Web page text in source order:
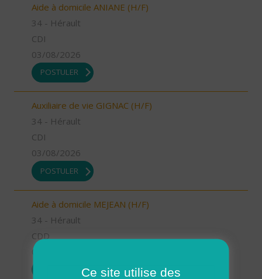
Aide à domicile ANIANE (H/F)
34 - Hérault
CDI
03/08/2026
POSTULER
Auxiliaire de vie GIGNAC (H/F)
34 - Hérault
CDI
03/08/2026
POSTULER
Aide à domicile MEJEAN (H/F)
34 - Hérault
CDD
03/08/2026
Ce site utilise des